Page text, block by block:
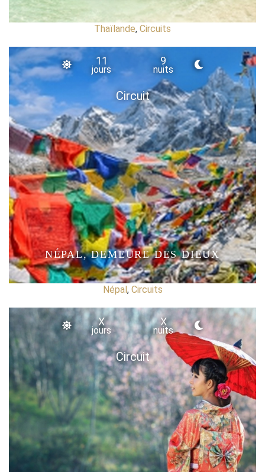
Thaïlande, Circuits
Circuit
11
jours
9
nuits
NÉPAL, DEMEURE DES DIEUX
Népal, Circuits
Circuit
X
jours
X
nuits